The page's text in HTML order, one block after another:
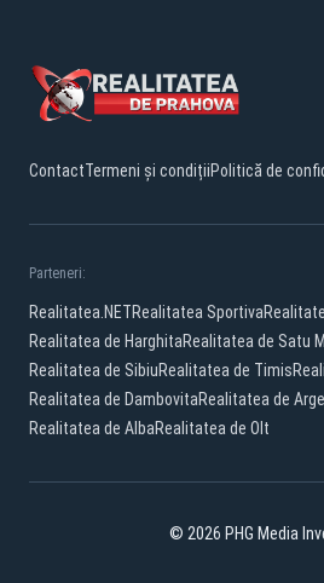
ContactTermeni și condițiiPolitică de
Parteneri:
Realitatea.NETRealitatea Sportiva
Realitatea de HarghitaRealitatea de Satu
Realitatea de SibiuRealitatea de Timis
Realitatea de DambovitaRealitatea de
Realitatea de AlbaRealitatea de Olt
© 2026 PHG Media